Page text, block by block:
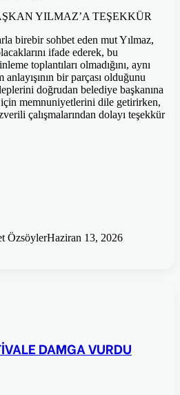
YILMAZ’A TEŞEKKÜR
birebir sohbet eden mut Yılmaz,
ifade ederek, bu
toplantıları olmadığını, aynı
bir parçası olduğunu
doğrudan belediye başkanına
memnuniyetlerini dile getirirken,
çalışmalarından dolayı teşekkür
ÖzsöylerHaziran 13, 2026
DAMGA VURDU